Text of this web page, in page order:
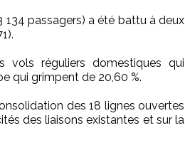
passagers) a été battu à deux
vols réguliers domestiques qui
qui grimpent de 20,60 %.
des 18 lignes ouvertes
des liaisons existantes et sur la